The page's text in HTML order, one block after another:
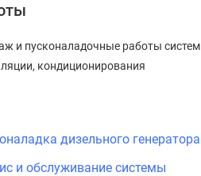
и пусконаладочные работы систем
кондиционирования
дизельного генератора
и обслуживание системы